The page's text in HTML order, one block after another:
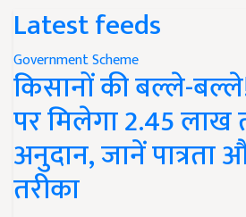
Latest feeds
Government Scheme
किसानों की बल्ले-
पर मिलेगा 2.45 लाख
अनुदान, जानें
तरीका